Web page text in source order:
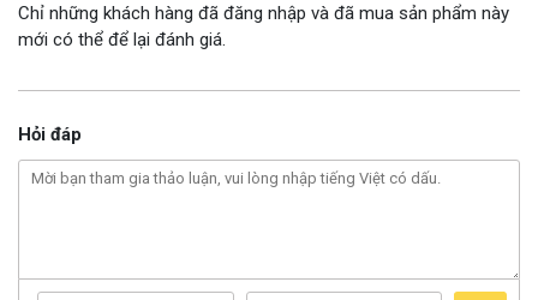
Chỉ những khách hàng đã đăng nhập và đã mua sản phẩm này
mới có thể để lại đánh giá.
Hỏi đáp